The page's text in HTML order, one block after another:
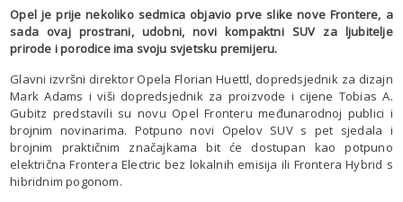
Opel je prije nekoliko sedmica objavio prve slike nove Frontere, a
sada ovaj prostrani, udobni, novi kompaktni SUV za ljubitelje
prirode i porodice ima svoju svjetsku premijeru.
Glavni izvršni direktor Opela Florian Huettl, dopredsjednik za dizajn
Mark Adams i viši dopredsjednik za proizvode i cijene Tobias A.
Gubitz predstavili su novu Opel Fronteru međunarodnoj publici i
brojnim novinarima. Potpuno novi Opelov SUV s pet sjedala i
brojnim praktičnim značajkama bit će dostupan kao potpuno
električna Frontera Electric bez lokalnih emisija ili Frontera Hybrid s
hibridnim pogonom.